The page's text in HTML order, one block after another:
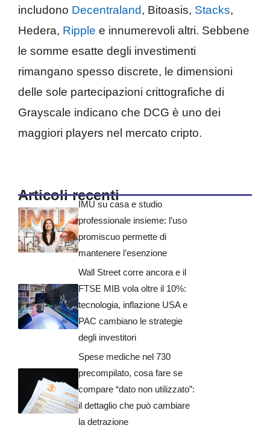
includono Decentraland, Bitoasis, Stacks,
Hedera, Ripple e innumerevoli altri. Sebbene
le somme esatte degli investimenti
rimangano spesso discrete, le dimensioni
delle sole partecipazioni crittografiche di
Grayscale indicano che DCG è uno dei
maggiori players nel mercato cripto.
Articoli recenti
IMU su casa e studio
professionale insieme: l’uso
promiscuo permette di
mantenere l’esenzione
Wall Street corre ancora e il
FTSE MIB vola oltre il 10%:
tecnologia, inflazione USA e
PAC cambiano le strategie
degli investitori
Spese mediche nel 730
precompilato, cosa fare se
compare “dato non utilizzato”:
il dettaglio che può cambiare
la detrazione